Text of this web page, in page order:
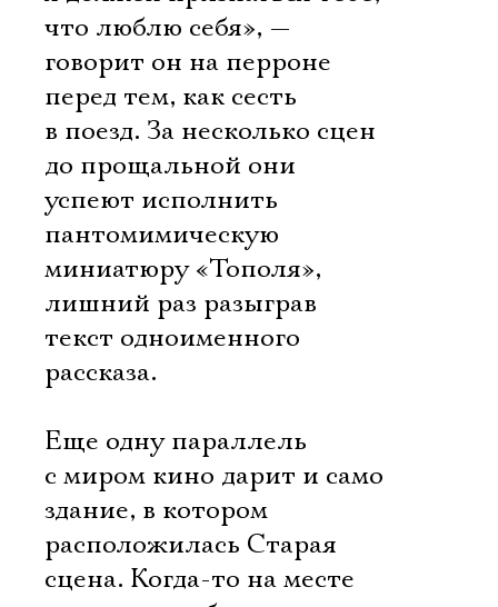
что люблю себя», —
говорит он на перроне
перед тем, как сесть
в поезд. За несколько сцен
до прощальной они
успеют исполнить
пантомимическую
миниатюру «Тополя»,
лишний раз разыграв
текст одноименного
рассказа.
Еще одну параллель
с миром кино дарит и само
здание, в котором
расположилась Старая
сцена. Когда-то на месте
Ознакомиться